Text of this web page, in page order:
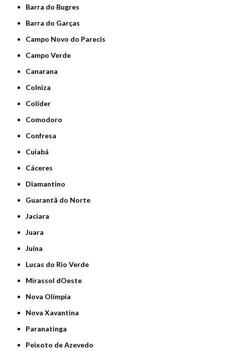
Barra do Bugres
Barra do Garças
Campo Novo do Parecis
Campo Verde
Canarana
Colniza
Colíder
Comodoro
Confresa
Cuiabá
Cáceres
Diamantino
Guarantã do Norte
Jaciara
Juara
Juína
Lucas do Rio Verde
Mirassol dOeste
Nova Olímpia
Nova Xavantina
Paranatinga
Peixoto de Azevedo